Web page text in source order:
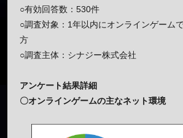
○有効回答数：530件
○調査対象：1年以内にオンラインゲーム
方
○調査主体：シナジー株式会社
アンケート結果詳細
〇オンラインゲームの主なネット環境